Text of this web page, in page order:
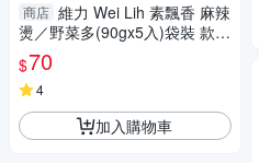
商店 維力 Wei Lih 素飄香 麻辣
燙／野菜多(90gx5入)袋裝 款式
可選【小三美日】DS012543
$70
4
加入購物車